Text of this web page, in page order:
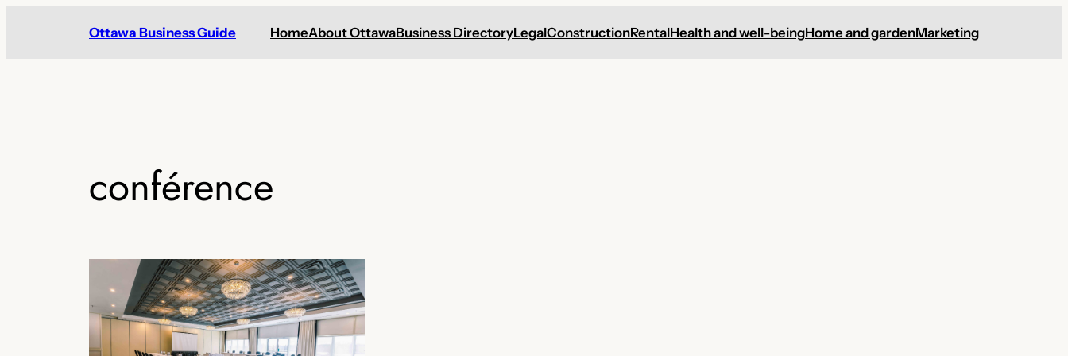
Ottawa Business Guide HomeAbout OttawaBusiness DirectoryLegalConstructionRentalHealth and well-beingHome and gardenMarketing
conférence